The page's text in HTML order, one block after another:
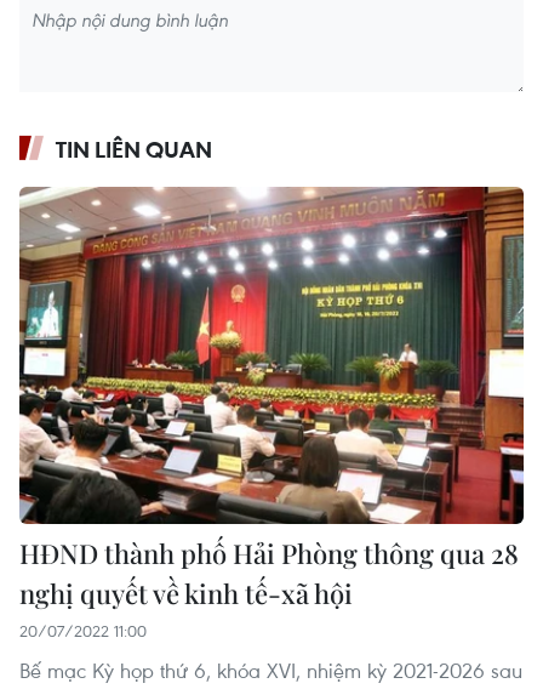
TIN LIÊN QUAN
HĐND thành phố Hải Phòng thông qua 28
nghị quyết về kinh tế-xã hội
20/07/2022 11:00
Bế mạc Kỳ họp thứ 6, khóa XVI, nhiệm kỳ 2021-2026 sau